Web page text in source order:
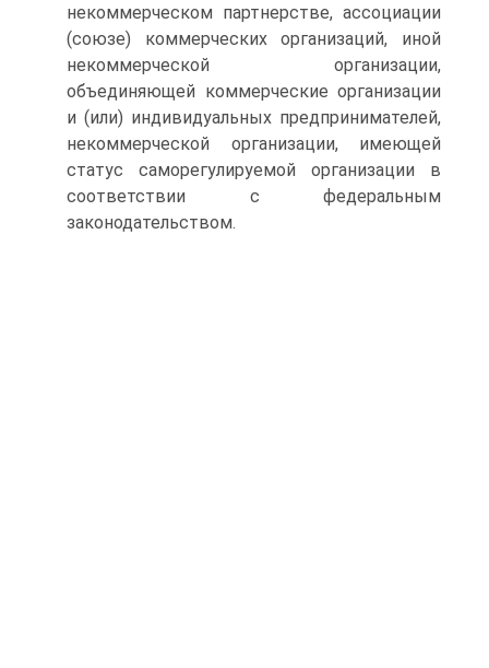
некоммерческом партнерстве, ассоциации
(союзе) коммерческих организаций, иной
некоммерческой организации,
объединяющей коммерческие организации
и (или) индивидуальных предпринимателей,
некоммерческой организации, имеющей
статус саморегулируемой организации в
соответствии с федеральным
законодательством.